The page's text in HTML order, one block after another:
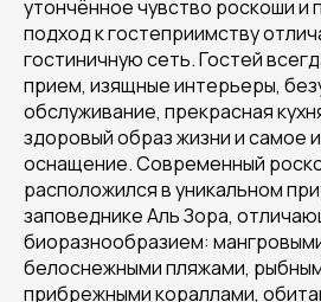
утончённое чувство роскоши и
подход к гостеприимству
гостиничную сеть. Гостей
прием, изящные интерьеры,
обслуживание, прекрасная
здоровый образ жизни и самое
оснащение. Современный
расположился в уникальном
заповеднике Аль Зора,
биоразнообразием:
белоснежными пляжами,
прибрежными кораллами,